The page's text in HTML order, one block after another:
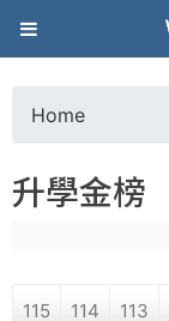
葳
格
高
o
Home
升學金榜
115 114 113